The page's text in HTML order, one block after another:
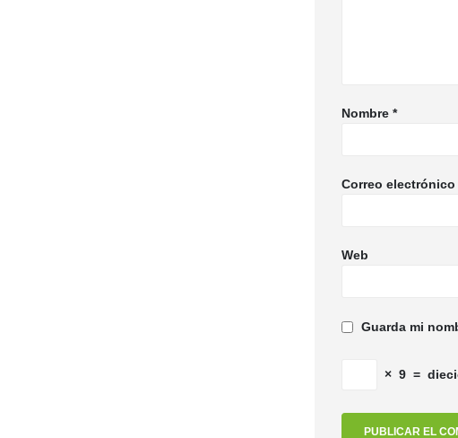
Nombre *
Correo electrónico
Web
Guarda mi
× 9 =